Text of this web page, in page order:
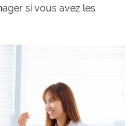
si vous avez les